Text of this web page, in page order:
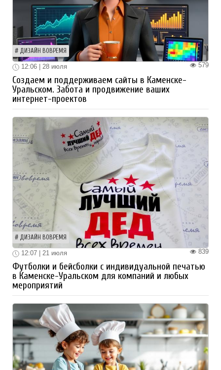
ДИЗАЙН ВОВРЕМЯ
579
12:06 | 28 июля
Создаем и поддерживаем сайты в Каменске-
Уральском. Забота и продвижение ваших
интернет-проектов
ДИЗАЙН ВОВРЕМЯ
839
12:07 | 21 июля
Футболки и бейсболки с индивидуальной печатью
в Каменске-Уральском для компаний и любых
мероприятий